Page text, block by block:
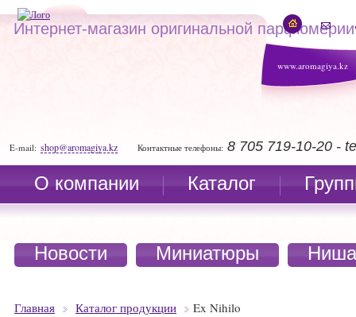
www.aromagiya.kz
Интернет-магазин оригинальной парфюмерии
E-mail: shop@aromagiya.kz Контактные телефоны: 8 705 719-10-20 -
О компании Каталог
Новости Миниатюры
Главная Каталог продукции Ex Nihilo